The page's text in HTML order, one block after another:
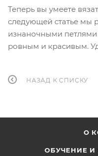
Теперь вы умеете
следующей статье мы
изнаночными петлями
ровным и красивым.
НАЗАД К СПИСКУ
О
ОБУЧЕНИЕ И